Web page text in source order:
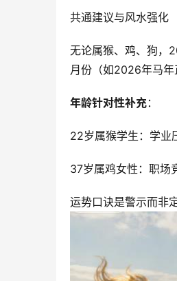
共通建议与风水强化
无论属猴、鸡、狗，
月份（如2026年马年
年龄针对性补充：
22岁属猴学生：学业
37岁属鸡女性：职场
运势口诀是警示而非